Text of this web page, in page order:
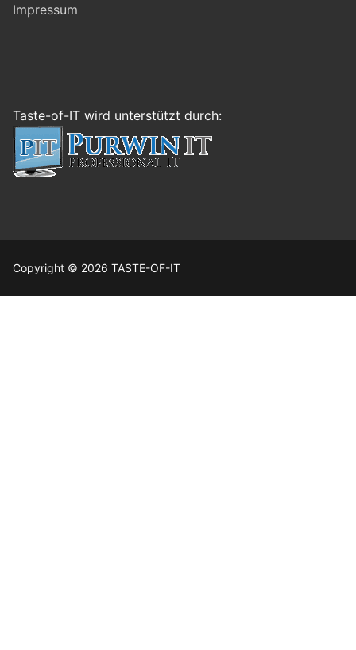
Impressum
Taste-of-IT wird unterstützt durch:
Copyright © 2026 TASTE-OF-IT